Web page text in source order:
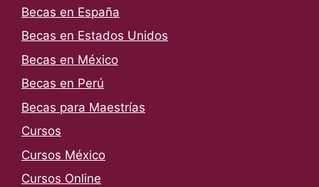
Becas en España
Becas en Estados Unidos
Becas en México
Becas en Perú
Becas para Maestrías
Cursos
Cursos México
Cursos Online